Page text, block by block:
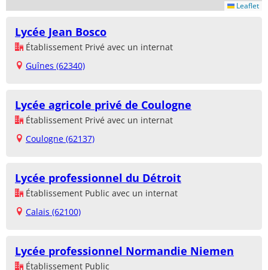
Leaflet
Lycée Jean Bosco
Établissement Privé avec un internat
Guînes (62340)
Lycée agricole privé de Coulogne
Établissement Privé avec un internat
Coulogne (62137)
Lycée professionnel du Détroit
Établissement Public avec un internat
Calais (62100)
Lycée professionnel Normandie Niemen
Établissement Public